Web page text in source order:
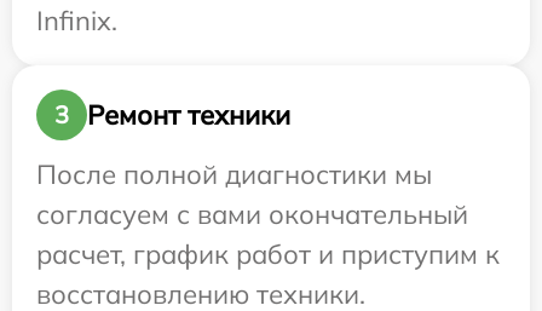
Infinix.
3
Ремонт техники
После полной диагностики мы
согласуем с вами окончательный
расчет, график работ и приступим к
восстановлению техники.